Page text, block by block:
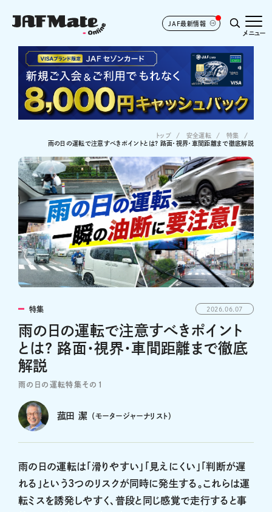
JAF最新情報
メニュー
トップ 安全運転
特集
雨の日の運転で注意すべきポイントとは? 路面・視界・車間距離まで徹底解説
特集 2026.06.07
雨の日の運転で注意すべきポイント
とは? 路面・視界・車間距離まで徹底
解説
雨の日の運転特集その1
菰田 潔 （モータージャーナリスト）
雨の日の運転は「滑りやすい」「見えにくい」「判断が遅
れる」という3つのリスクが同時に発生する。これらは運
転ミスを誘発しやすく、普段と同じ感覚で走行すると事